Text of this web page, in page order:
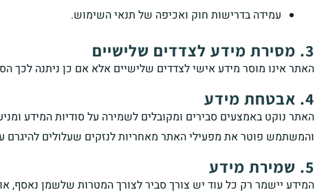
עמידה בדרישות חוק ואכיפה של תנאי השימוש.
3. מסירת מידע לצדדים שלישיים
האתר אינו מוסר מידע אישי לצדדים שלישיים אלא אם כן ניתנה לכך
4. אבטחת מידע
האתר נוקט באמצעים סבירים ומקובלים לשמירה על סודיות המידע
והמשתמש פוטר את מפעילי האתר מאחריות לנזקים שעלולים להיגרם
5. שמירת מידע
המידע יישמר רק כל עוד יש צורך סביר לצורך המטרות שלשמן נאסף,